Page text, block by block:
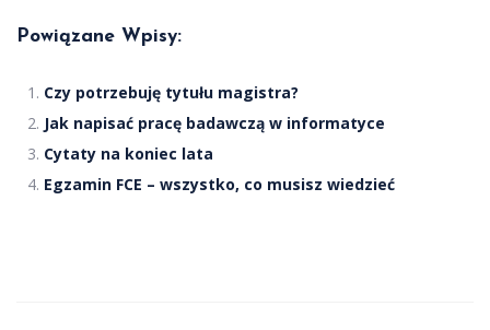
Powiązane Wpisy:
Czy potrzebuję tytułu magistra?
Jak napisać pracę badawczą w informatyce
Cytaty na koniec lata
Egzamin FCE – wszystko, co musisz wiedzieć